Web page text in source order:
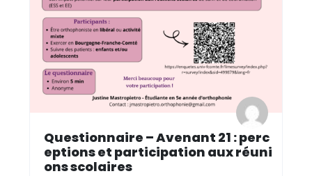
Questionnaire – Avenant 21 : perc
eptions et participation aux réuni
ons scolaires